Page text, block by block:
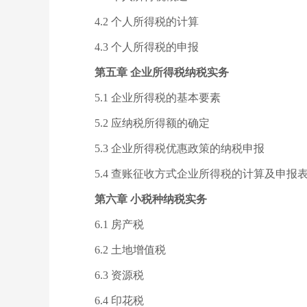
4.2 个人所得税的计算
4.3 个人所得税的申报
第五章 企业所得税纳税实务
5.1 企业所得税的基本要素
5.2 应纳税所得额的确定
5.3 企业所得税优惠政策的纳税申报
5.4 查账征收方式企业所得税的计算及申报
第六章 小税种纳税实务
6.1 房产税
6.2 土地增值税
6.3 资源税
6.4 印花税